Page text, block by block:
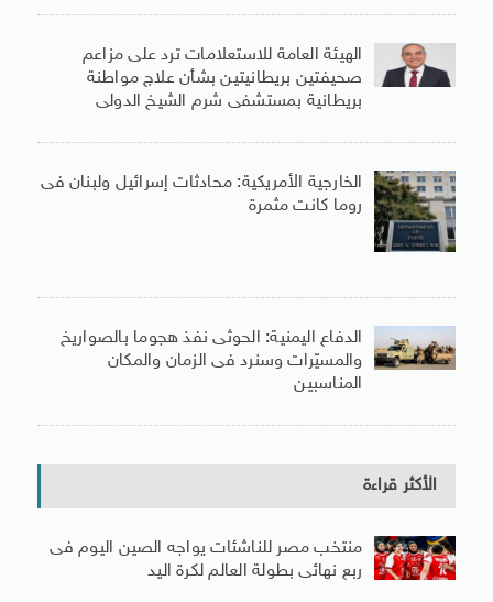
الهيئة العامة للاستعلامات ترد على مزاعم
صحيفتين بريطانيتين بشأن علاج مواطنة
بريطانية بمستشفى شرم الشيخ الدولى
الخارجية الأمريكية: محادثات إسرائيل ولبنان فى
روما كانت مثمرة
الدفاع اليمنية: الحوثى نفذ هجوما بالصواريخ
والمسيّرات وسنرد فى الزمان والمكان
المناسبين
الأكثر قراءة
منتخب مصر للناشئات يواجه الصين اليوم فى
ربع نهائى بطولة العالم لكرة اليد